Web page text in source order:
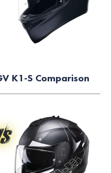
K1-S Comparison